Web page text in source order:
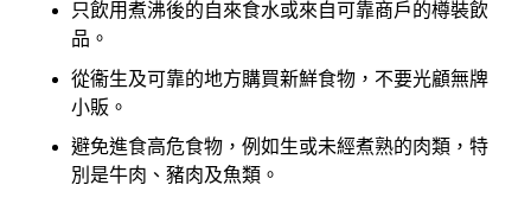
只飲用煮沸後的自來食水或來自可靠商戶的樽裝飲
品。
從衞生及可靠的地方購買新鮮食物，不要光顧無牌
小販。
避免進食高危食物，例如生或未經煮熟的肉類，特
別是牛肉、豬肉及魚類。